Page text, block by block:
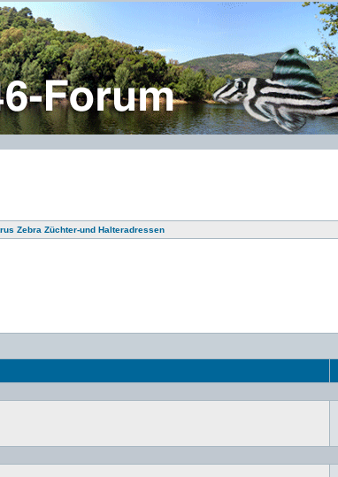
Zebra Züchter-und Halteradressen